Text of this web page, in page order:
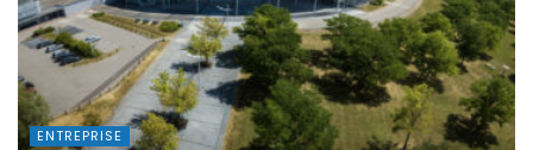
ENTREPRISE